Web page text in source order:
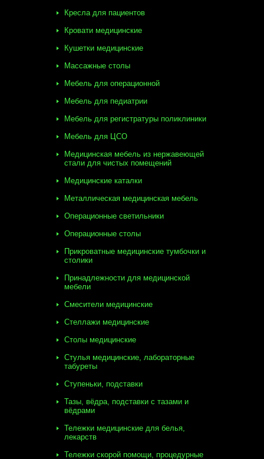
Кресла для пациентов
Кровати медицинские
Кушетки медицинские
Массажные столы
Мебель для операционной
Мебель для педиатрии
Мебель для регистратуры поликлиники
Мебель для ЦСО
Медицинская мебель из нержавеющей
стали для чистых помещений
Медицинские каталки
Металлическая медицинская мебель
Операционные светильники
Операционные столы
Прикроватные медицинские тумбочки и
столики
Принадлежности для медицинской
мебели
Смесители медицинские
Стеллажи медицинские
Столы медицинские
Стулья медицинские, лабораторные
табуреты
Ступеньки, подставки
Тазы, вёдра, подставки с тазами и
вёдрами
Тележки медицинские для белья,
лекарств
Тележки скорой помощи, процедурные